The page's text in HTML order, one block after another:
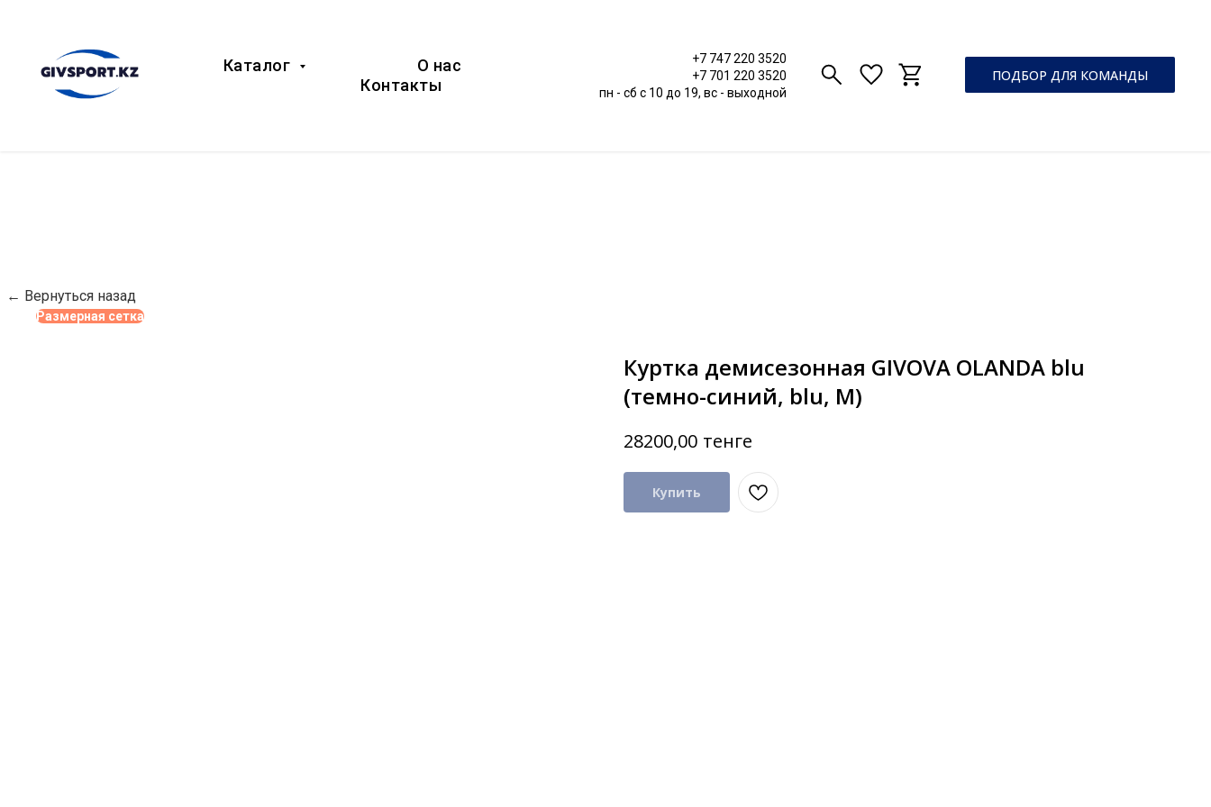
Каталог
О нас
Контакты
+7 747 220 3520
+7 701 220 3520
пн - сб c 10 до 19, вс - выходной
ПОДБОР ДЛЯ КОМАНДЫ
← Вернуться назад
Размерная сетка
Куртка демисезонная GIVOVA OLANDA blu
(темно-синий, blu, M)
28200,00 тенге
Купить